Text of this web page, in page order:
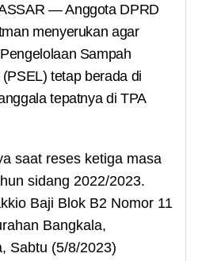
— Anggota DPRD
menyerukan agar
Sampah
tetap berada di
tepatnya di TPA
saat reses ketiga masa
sidang 2022/2023.
Baji Blok B2 Nomor 11
Bangkala,
Sabtu (5/8/2023)